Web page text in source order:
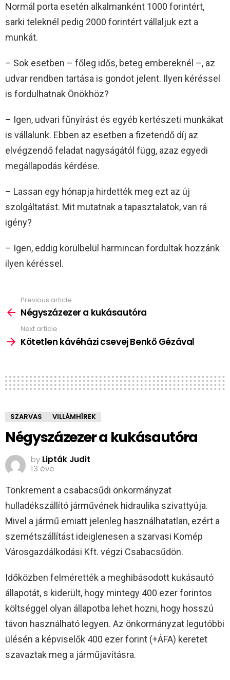
Normál porta esetén alkalmanként 1000 forintért,
sarki teleknél pedig 2000 forintért vállaljuk ezt a
munkát.
– Sok esetben – főleg idős, beteg embereknél –, az
udvar rendben tartása is gondot jelent. Ilyen kéréssel
is fordulhatnak Önökhöz?
– Igen, udvari fűnyírást és egyéb kertészeti munkákat
is vállalunk. Ebben az esetben a fizetendő díj az
elvégzendő feladat nagyságától függ, azaz egyedi
megállapodás kérdése.
– Lassan egy hónapja hirdették meg ezt az új
szolgáltatást. Mit mutatnak a tapasztalatok, van rá
igény?
– Igen, eddig körülbelül harmincan fordultak hozzánk
ilyen kéréssel.
more
Previous article
Négyszázezer a kukásautóra
Next article
Kötetlen kávéházi csevej Benkő Gézával
SZARVAS VILLÁMHÍREK
Négyszázezer a kukásautóra
by Lipták Judit
13 éve
Tönkrement a csabacsűdi önkormányzat
hulladékszállító járművének hidraulika szivattyúja.
Mivel a jármű emiatt jelenleg használhatatlan, ezért a
szemétszállítást ideiglenesen a szarvasi Komép
Városgazdálkodási Kft. végzi Csabacsűdön.
Időközben felmérették a meghibásodott kukásautó
állapotát, s kiderült, hogy mintegy 400 ezer forintos
költséggel olyan állapotba lehet hozni, hogy hosszú
távon használható legyen. Az önkormányzat legutóbbi
ülésén a képviselők 400 ezer forint (+ÁFA) keretet
szavaztak meg a járműjavításra.